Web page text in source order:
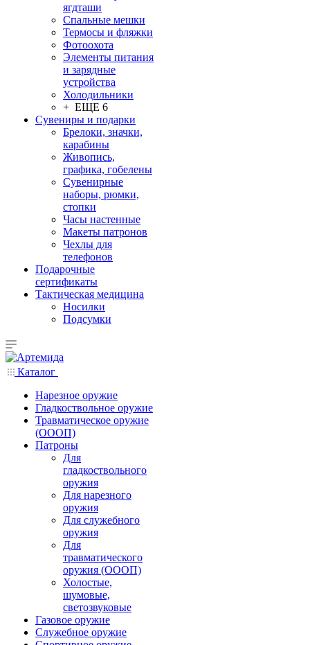
ягдташи
Спальные мешки
Термосы и фляжки
Фотоохота
Элементы питания
и зарядные
устройства
Холодильники
+ ЕЩЕ 6
Сувениры и подарки
Брелоки, значки,
карабины
Живопись,
графика, гобелены
Сувенирные
наборы, рюмки,
стопки
Часы настенные
Макеты патронов
Чехлы для
телефонов
Подарочные
сертификаты
Тактическая медицина
Носилки
Подсумки
Каталог
Нарезное оружие
Гладкоствольное оружие
Травматическое оружие
(ОООП)
Патроны
Для
гладкоствольного
оружия
Для нарезного
оружия
Для служебного
оружия
Для
травматического
оружия (ОООП)
Холостые,
шумовые,
светозвуковые
Газовое оружие
Служебное оружие